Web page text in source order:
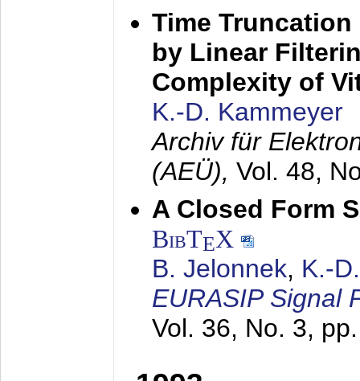
Time
by Linear
Complexity of
K.-D. Kammeyer
Archiv für
(AEÜ), Vol. 48,
A Closed Form
BibTEX
B. Jelonnek, K.-
EURASIP Signal
Vol. 36, No. 3,